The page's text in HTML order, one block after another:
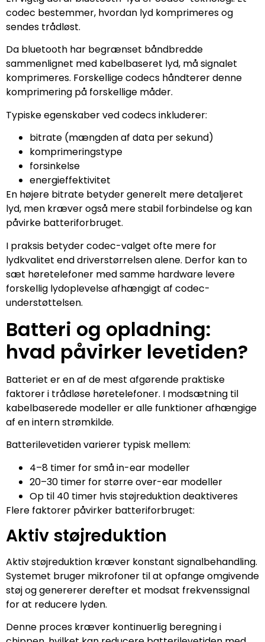
codec bestemmer, hvordan lyd komprimeres og
sendes trådløst.
Da bluetooth har begrænset båndbredde
sammenlignet med kabelbaseret lyd, må signalet
komprimeres. Forskellige codecs håndterer denne
komprimering på forskellige måder.
Typiske egenskaber ved codecs inkluderer:
bitrate (mængden af data per sekund)
komprimeringstype
forsinkelse
energieffektivitet
En højere bitrate betyder generelt mere detaljeret
lyd, men kræver også mere stabil forbindelse og kan
påvirke batteriforbruget.
I praksis betyder codec-valget ofte mere for
lydkvalitet end driverstørrelsen alene. Derfor kan to
sæt høretelefoner med samme hardware levere
forskellig lydoplevelse afhængigt af codec-
understøttelsen.
Batteri og opladning:
hvad påvirker levetiden?
Batteriet er en af de mest afgørende praktiske
faktorer i trådløse høretelefoner. I modsætning til
kabelbaserede modeller er alle funktioner afhængige
af en intern strømkilde.
Batterilevetiden varierer typisk mellem:
4–8 timer for små in-ear modeller
20–30 timer for større over-ear modeller
Op til 40 timer hvis støjreduktion deaktiveres
Flere faktorer påvirker batteriforbruget:
Aktiv støjreduktion
Aktiv støjreduktion kræver konstant signalbehandling.
Systemet bruger mikrofoner til at opfange omgivende
støj og genererer derefter et modsat frekvenssignal
for at reducere lyden.
Denne proces kræver kontinuerlig beregning i